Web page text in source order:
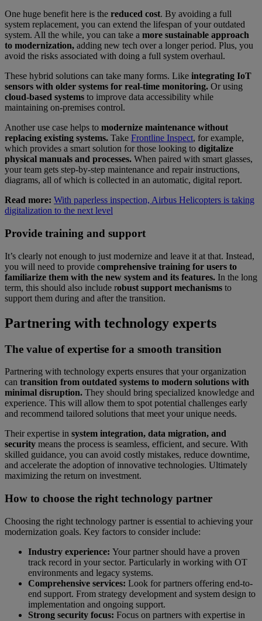
One huge benefit here is the reduced cost. By avoiding a full
system replacement, you can extend the lifespan of your outdated
system. All the while, you can take a more sustainable approach
to modernization, adding new tech over a longer period. Plus, you
avoid the risks associated with doing a full system overhaul.
These hybrid solutions can take many forms. Like integrating IoT
sensors with older systems for real-time monitoring. Or using
cloud-based systems to improve data accessibility while
maintaining on-premises control.
Another use case helps to modernize maintenance without
replacing existing systems. Take Frontline Inspect, for example,
which provides a smart solution for those looking to digitalize
physical manuals and processes. When paired with smart glasses,
your team gets step-by-step maintenance and repair instructions,
diagrams, all of which is collected in an automatic, digital report.
Read more: With paperless inspection, Airbus Helicopters is taking
digitalization to the next level
Provide training and support
It’s clearly not enough to just modernize and leave it at that. Instead,
you will need to provide comprehensive training for users to
familiarize them with the new system and its features. In the long
term, this should also include robust support mechanisms to
support them during and after the transition.
Partnering with technology experts
The value of expertise for a smooth transition
Partnering with technology experts ensures that your organization
can transition from outdated systems to modern solutions with
minimal disruption. They should bring specialized knowledge and
experience. This will allow them to spot potential challenges early
and recommend tailored solutions that meet your unique needs.
Their expertise in system integration, data migration, and
security means the process is seamless, efficient, and secure. With
skilled guidance, you can avoid costly mistakes, reduce downtime,
and accelerate the adoption of innovative technologies. Ultimately
maximizing the return on investment.
How to choose the right technology partner
Choosing the right technology partner is essential to achieving your
modernization goals. Key factors to consider include:
Industry experience: Your partner should have a proven
track record in your sector. Particularly in working with OT
environments and legacy systems.
Comprehensive services: Look for partners offering end-to-
end support. From strategy development and system design to
implementation and ongoing support.
Strong security focus: Focus on partners with expertise in